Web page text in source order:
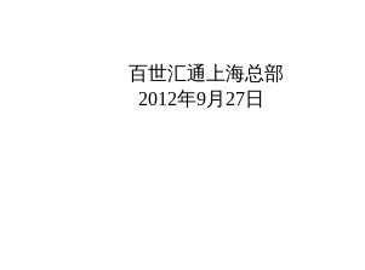
总部
27日